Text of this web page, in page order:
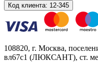
Код клиента: 12-345
108820, г. Москва,
вл67с1 (ЛЮКСАНТ), ст.